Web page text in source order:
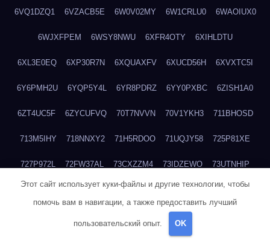
6VQ1DZQ1 6VZACB5E 6W0V02MY 6W1CRLU0 6WAOIUX0
6WJXFPEM 6WSY8NWU 6XFR4OTY 6XIHLDTU
6XL3E0EQ 6XP30R7N 6XQUAXFV 6XUCD56H 6XVXTC5I
6Y6PMH2U 6YQP5Y4L 6YR8PDRZ 6YY0PXBC 6ZISH1A0
6ZT4UC5F 6ZYCUFVQ 70T7NVVN 70V1YKH3 711BHOSD
713M5IHY 718NNXY2 71H5RDOO 71UQJY58 725P81XE
727P972L 72FW37AL 73CXZZM4 73IDZEWO 73UTNHIP
73VKAF4E 740HGIUK 745ACL1O 74DPJX4S 74DVDXRM
76BJGQ4F
Этот сайт использует куки-файлы и другие технологии, чтобы
помочь вам в навигации, а также предоставить лучший
пользовательский опыт. OK